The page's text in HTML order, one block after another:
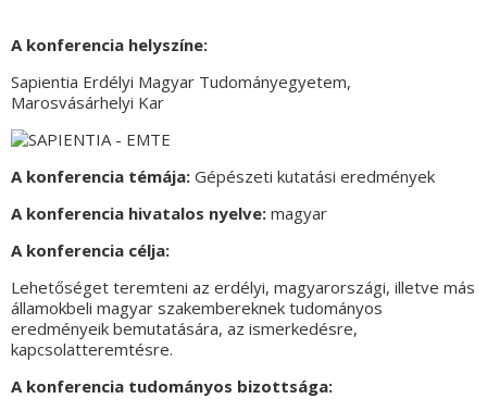
A konferencia helyszíne:
Sapientia Erdélyi Magyar Tudományegyetem,
Marosvásárhelyi Kar
A konferencia témája: Gépészeti kutatási eredmények
A konferencia hivatalos nyelve: magyar
A konferencia célja:
Lehetőséget teremteni az erdélyi, magyarországi, illetve más
államokbeli magyar szakembereknek tudományos
eredményeik bemutatására, az ismerkedésre,
kapcsolatteremtésre.
A konferencia tudományos bizottsága: